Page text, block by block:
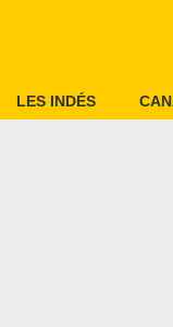
LES INDÉS